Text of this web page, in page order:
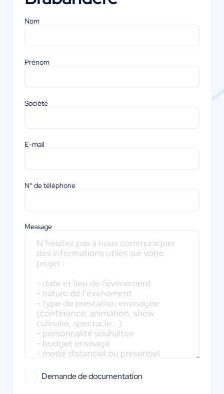
Nom
Prénom
Société
E-mail
N° de téléphone
Message
Demande de documentation